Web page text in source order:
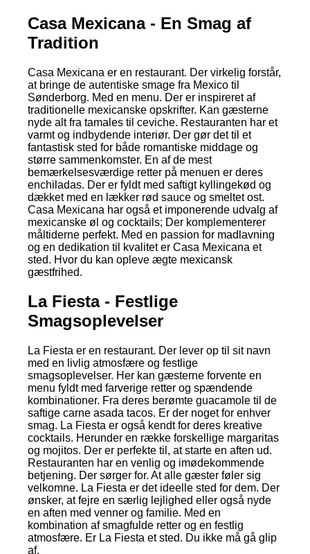
Casa Mexicana - En Smag af
Tradition
Casa Mexicana er en restaurant. Der virkelig forstår,
at bringe de autentiske smage fra Mexico til
Sønderborg. Med en menu. Der er inspireret af
traditionelle mexicanske opskrifter. Kan gæsterne
nyde alt fra tamales til ceviche. Restauranten har et
varmt og indbydende interiør. Der gør det til et
fantastisk sted for både romantiske middage og
større sammenkomster. En af de mest
bemærkelsesværdige retter på menuen er deres
enchiladas. Der er fyldt med saftigt kyllingekød og
dækket med en lækker rød sauce og smeltet ost.
Casa Mexicana har også et imponerende udvalg af
mexicanske øl og cocktails; Der komplementerer
måltiderne perfekt. Med en passion for madlavning
og en dedikation til kvalitet er Casa Mexicana et
sted. Hvor du kan opleve ægte mexicansk
gæstfrihed.
La Fiesta - Festlige
Smagsoplevelser
La Fiesta er en restaurant. Der lever op til sit navn
med en livlig atmosfære og festlige
smagsoplevelser. Her kan gæsterne forvente en
menu fyldt med farverige retter og spændende
kombinationer. Fra deres berømte guacamole til de
saftige carne asada tacos. Er der noget for enhver
smag. La Fiesta er også kendt for deres kreative
cocktails. Herunder en række forskellige margaritas
og mojitos. Der er perfekte til, at starte en aften ud.
Restauranten har en venlig og imødekommende
betjening. Der sørger for. At alle gæster føler sig
velkomne. La Fiesta er det ideelle sted for dem. Der
ønsker, at fejre en særlig lejlighed eller også nyde
en aften med venner og familie. Med en
kombination af smagfulde retter og en festlig
atmosfære. Er La Fiesta et sted. Du ikke må gå glip
af.